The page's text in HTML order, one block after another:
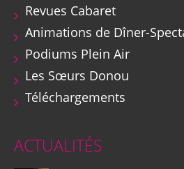
Revues Cabaret
Animations de Dîner-
Podiums Plein Air
Les Sœurs Donou
Téléchargements
ACTUALITÉS